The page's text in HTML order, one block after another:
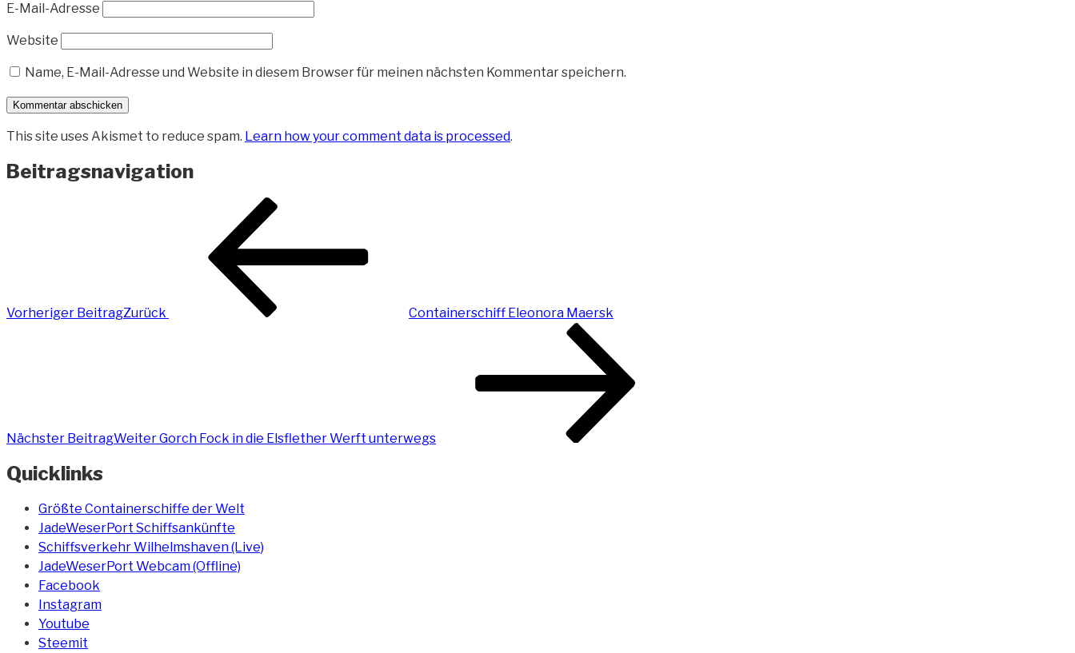
E-Mail-Adresse
Website
Name, E-Mail-Adresse und Website in diesem Browser für meinen nächsten Kommentar speichern.
This site uses Akismet to reduce spam. Learn how your comment data is processed.
Beitragsnavigation
Vorheriger BeitragZurück Containerschiff Eleonora Maersk
Nächster BeitragWeiterGorch Fock in die Elsflether Werft unterwegs
Quicklinks
Größte Containerschiffe der Welt
JadeWeserPort Schiffsankünfte
Schiffsverkehr Wilhelmshaven (Live)
JadeWeserPort Webcam (Offline)
Facebook
Instagram
Youtube
Steemit